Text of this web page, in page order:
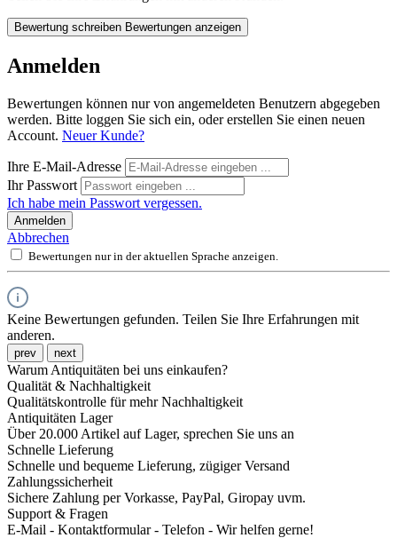
Bewertung schreiben Bewertungen anzeigen
Anmelden
Bewertungen können nur von angemeldeten Benutzern abgegeben
werden. Bitte loggen Sie sich ein, oder erstellen Sie einen neuen
Account. Neuer Kunde?
Ihre E-Mail-Adresse
Ihr Passwort
Ich habe mein Passwort vergessen.
Anmelden
Abbrechen
Bewertungen nur in der aktuellen Sprache anzeigen.
Keine Bewertungen gefunden. Teilen Sie Ihre Erfahrungen mit
anderen.
prev next
Warum Antiquitäten bei uns einkaufen?
Qualität & Nachhaltigkeit
Qualitätskontrolle für mehr Nachhaltigkeit
Antiquitäten Lager
Über 20.000 Artikel auf Lager, sprechen Sie uns an
Schnelle Lieferung
Schnelle und bequeme Lieferung, zügiger Versand
Zahlungssicherheit
Sichere Zahlung per Vorkasse, PayPal, Giropay uvm.
Support & Fragen
E-Mail - Kontaktformular - Telefon - Wir helfen gerne!